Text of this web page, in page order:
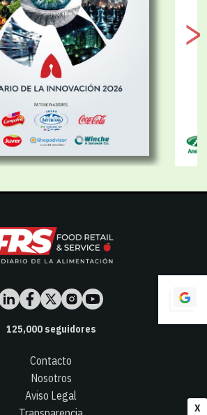
X
125,000seguidores
Contacto
Nosotros
Aviso Legal